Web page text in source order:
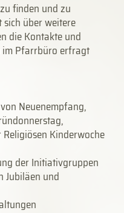
finden und zu
sich über weitere
die Kontakte und
im Pfarrbüro erfragt
Neuenempfang,
Kinderwoche
der Initiativgruppen
Jubiläen und